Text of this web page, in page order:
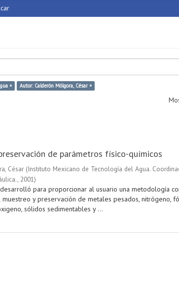
× Autor: Calderón Mólgora, César ×
de parámetros físico-químicos
César (Instituto Mexicano de Tecnología del Agua.
, 2001)
para proporcionar al usuario una metodología
y preservación de metales pesados, nitrógeno,
sólidos sedimentables y ...